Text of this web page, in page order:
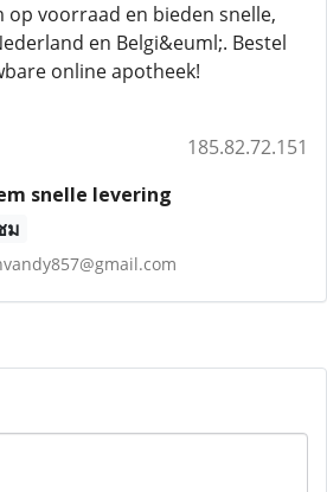
op voorraad en bieden snelle,
en Belgi&euml;. Bestel
online apotheek!
185.82.72.151
snelle levering
ม